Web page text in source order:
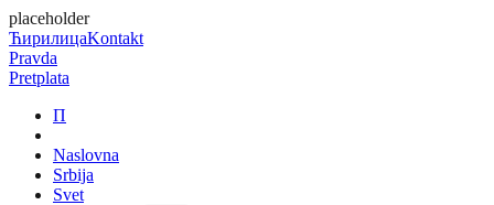
placeholder
ЋирилицаKontakt
Pravda
Pretplata
П
Naslovna
Srbija
Svet